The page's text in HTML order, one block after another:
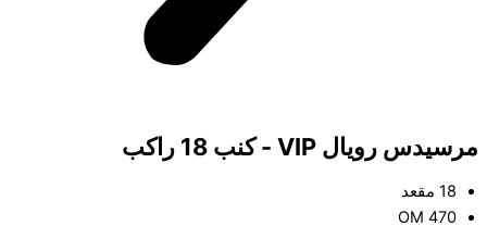
مرسيدس رويال VIP - كنب 18 راكب
18 مقعد
OM 470